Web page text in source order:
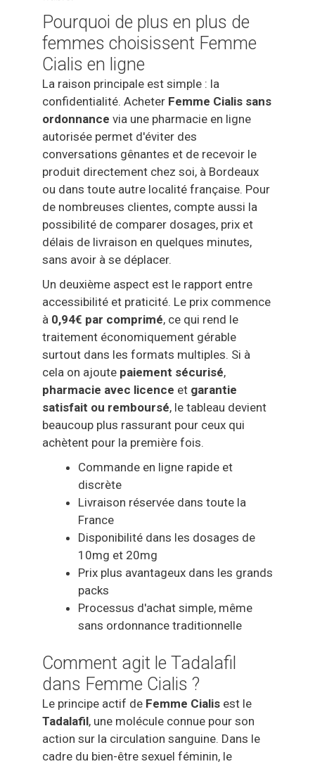
Pourquoi de plus en plus de
femmes choisissent Femme
Cialis en ligne
La raison principale est simple : la
confidentialité. Acheter Femme Cialis sans
ordonnance via une pharmacie en ligne
autorisée permet d'éviter des
conversations gênantes et de recevoir le
produit directement chez soi, à Bordeaux
ou dans toute autre localité française. Pour
de nombreuses clientes, compte aussi la
possibilité de comparer dosages, prix et
délais de livraison en quelques minutes,
sans avoir à se déplacer.
Un deuxième aspect est le rapport entre
accessibilité et praticité. Le prix commence
à 0,94€ par comprimé, ce qui rend le
traitement économiquement gérable
surtout dans les formats multiples. Si à
cela on ajoute paiement sécurisé,
pharmacie avec licence et garantie
satisfait ou remboursé, le tableau devient
beaucoup plus rassurant pour ceux qui
achètent pour la première fois.
Commande en ligne rapide et
discrète
Livraison réservée dans toute la
France
Disponibilité dans les dosages de
10mg et 20mg
Prix plus avantageux dans les grands
packs
Processus d'achat simple, même
sans ordonnance traditionnelle
Comment agit le Tadalafil
dans Femme Cialis ?
Le principe actif de Femme Cialis est le
Tadalafil, une molécule connue pour son
action sur la circulation sanguine. Dans le
cadre du bien-être sexuel féminin, le